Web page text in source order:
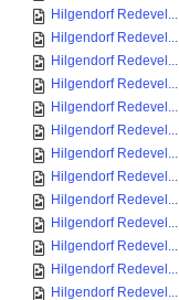
Hilgendorf Redevel...
Hilgendorf Redevel...
Hilgendorf Redevel...
Hilgendorf Redevel...
Hilgendorf Redevel...
Hilgendorf Redevel...
Hilgendorf Redevel...
Hilgendorf Redevel...
Hilgendorf Redevel...
Hilgendorf Redevel...
Hilgendorf Redevel...
Hilgendorf Redevel...
Hilgendorf Redevel...